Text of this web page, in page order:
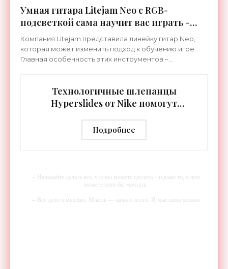
Умная гитара Litejam Neo с RGB-
подсветкой сама научит вас играть -
«Гаджеты»
Компания Litejam представила линейку гитар Neo,
которая может изменить подход к обучению игре.
Главная особенность этих инструментов –
Технологичные шлепанцы
Hyperslides от Nike помогут
тренировки - «Гаджеты»
Подробнее
-- Начинайте делать все, что вы можете сделать – и даже то, о чем
можете хотя бы мечтать.
-- Все дело в мыслях. Мысль — начало всего. И мыслями можно